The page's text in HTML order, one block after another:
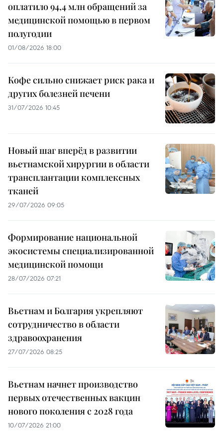
оплатило 94,4 млн обращений за
медицинской помощью в первом
полугодии
01/08/2026 18:00
Кофе сильно снижает риск рака и
других болезней печени
31/07/2026 10:45
Новый шаг вперёд в развитии
вьетнамской хирургии в области
трансплантации комплексных
тканей
29/07/2026 09:05
Формирование национальной
экосистемы специализированной
медицинской помощи
28/07/2026 07:21
Вьетнам и Болгария укрепляют
сотрудничество в области
здравоохранения
27/07/2026 08:25
Вьетнам начнет производство
первых отечественных вакцин
нового поколения с 2028 года
10/07/2026 21:00